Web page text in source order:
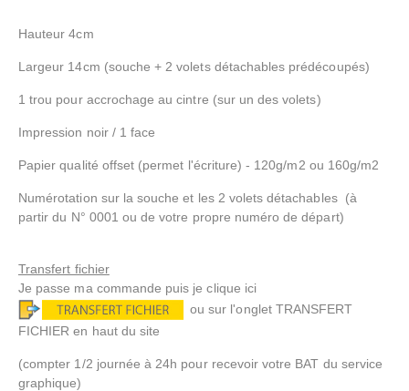
Hauteur 4cm
Largeur 14cm (souche + 2 volets détachables prédécoupés)
1 trou pour accrochage au cintre (sur un des volets)
Impression noir / 1 face
Papier qualité offset (permet l'écriture) - 120g/m2 ou 160g/m2
Numérotation sur la souche et les 2 volets détachables (à
partir du N° 0001 ou de votre propre numéro de départ)
Transfert fichier
Je passe ma commande puis je clique ici
ou sur l'onglet TRANSFERT
FICHIER en haut du site
(compter 1/2 journée à 24h pour recevoir votre BAT du service
graphique)